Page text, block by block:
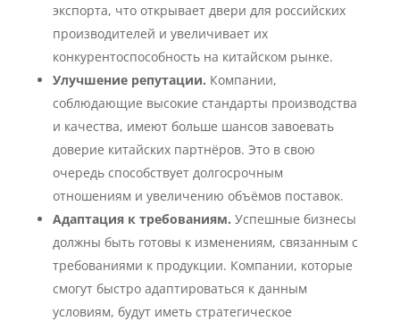
экспорта, что открывает двери для российских
производителей и увеличивает их
конкурентоспособность на китайском рынке.
Улучшение репутации. Компании,
соблюдающие высокие стандарты производства
и качества, имеют больше шансов завоевать
доверие китайских партнёров. Это в свою
очередь способствует долгосрочным
отношениям и увеличению объёмов поставок.
Адаптация к требованиям. Успешные бизнесы
должны быть готовы к изменениям, связанным с
требованиями к продукции. Компании, которые
смогут быстро адаптироваться к данным
условиям, будут иметь стратегическое